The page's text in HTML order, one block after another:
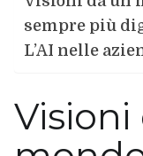
sempre più
L’AI nelle
Visioni